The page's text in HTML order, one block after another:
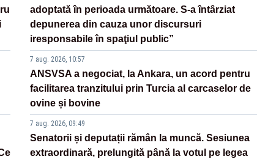
adoptată în perioada următoare. S-a întârziat
depunerea din cauza unor discursuri
iresponsabile în spaţiul public”
7 aug. 2026, 10:57
ANSVSA a negociat, la Ankara, un acord pentru
facilitarea tranzitului prin Turcia al carcaselor de
ovine și bovine
7 aug. 2026, 09:49
Senatorii și deputații rămân la muncă. Sesiunea
extraordinară, prelungită până la votul pe legea